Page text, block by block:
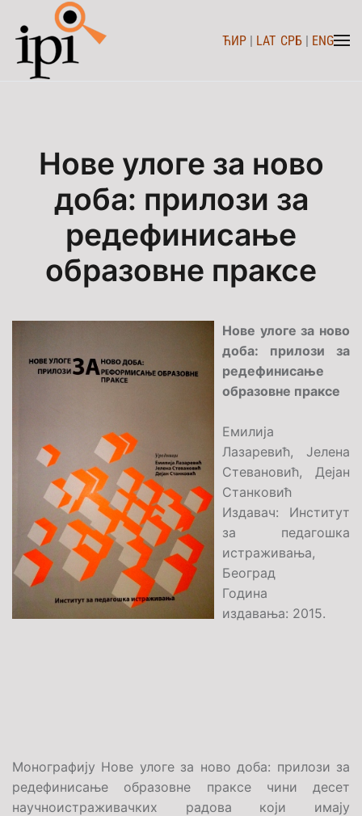
Skip to main content ЋИР | LAT СРБ | ENG
Нове улоге за ново
доба: прилози за
редефинисање
образовне праксе
Нове улоге за ново
доба: прилози за
редефинисање
образовне праксе
Емилија
Лазаревић, Јелена
Стевановић, Дејан
Станковић
Издавач: Институт
за педагошка
истраживања,
Београд
Година
издавања: 2015.
Монографију Нове улоге за ново доба: прилози за
редефинисање образовне праксе чини десет
научноистраживачких радова који имају